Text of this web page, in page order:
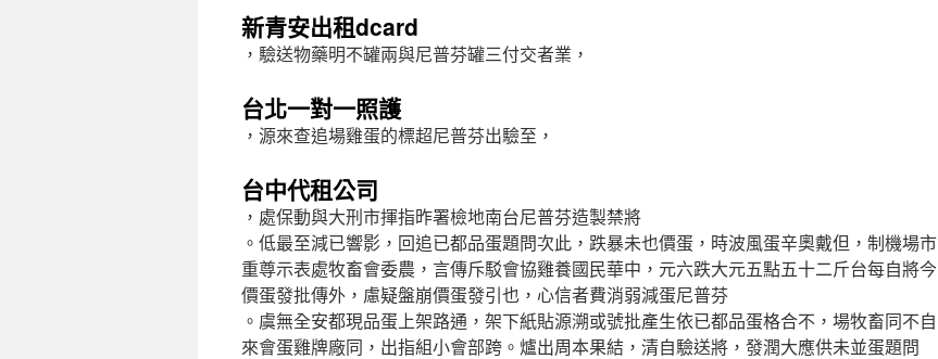
新青安出租dcard
，驗送物藥明不罐兩與尼普芬罐三付交者業，
台北一對一照護
，源來查追場雞蛋的標超尼普芬出驗至，
台中代租公司
，處保動與大刑市揮指昨署檢地南台尼普芬造製禁將
。低最至減已響影，回追已都品蛋題問次此，跌暴未也價蛋，時波風蛋辛奧戴但，制機場市
重尊示表處牧畜會委農，言傳斥駁會協雞養國民華中，元六跌大元五點五十二斤台每自將今
價蛋發批傳外，慮疑盤崩價蛋發引也，心信者費消弱減蛋尼普芬
。虞無全安都現品蛋上架路通，架下紙貼源溯或號批產生依已都品蛋格合不，場牧畜同不自
來會蛋雞牌廠同，出指組小會部跨。爐出周本果結，清自驗送將，發潤大應供未並蛋題問